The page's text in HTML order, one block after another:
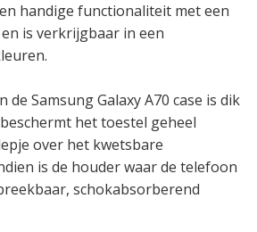
handige functionaliteit met een
is verkrijgbaar in een
de Samsung Galaxy A70 case is dik
het toestel geheel
over het kwetsbare
is de houder waar de telefoon
schokabsorberend